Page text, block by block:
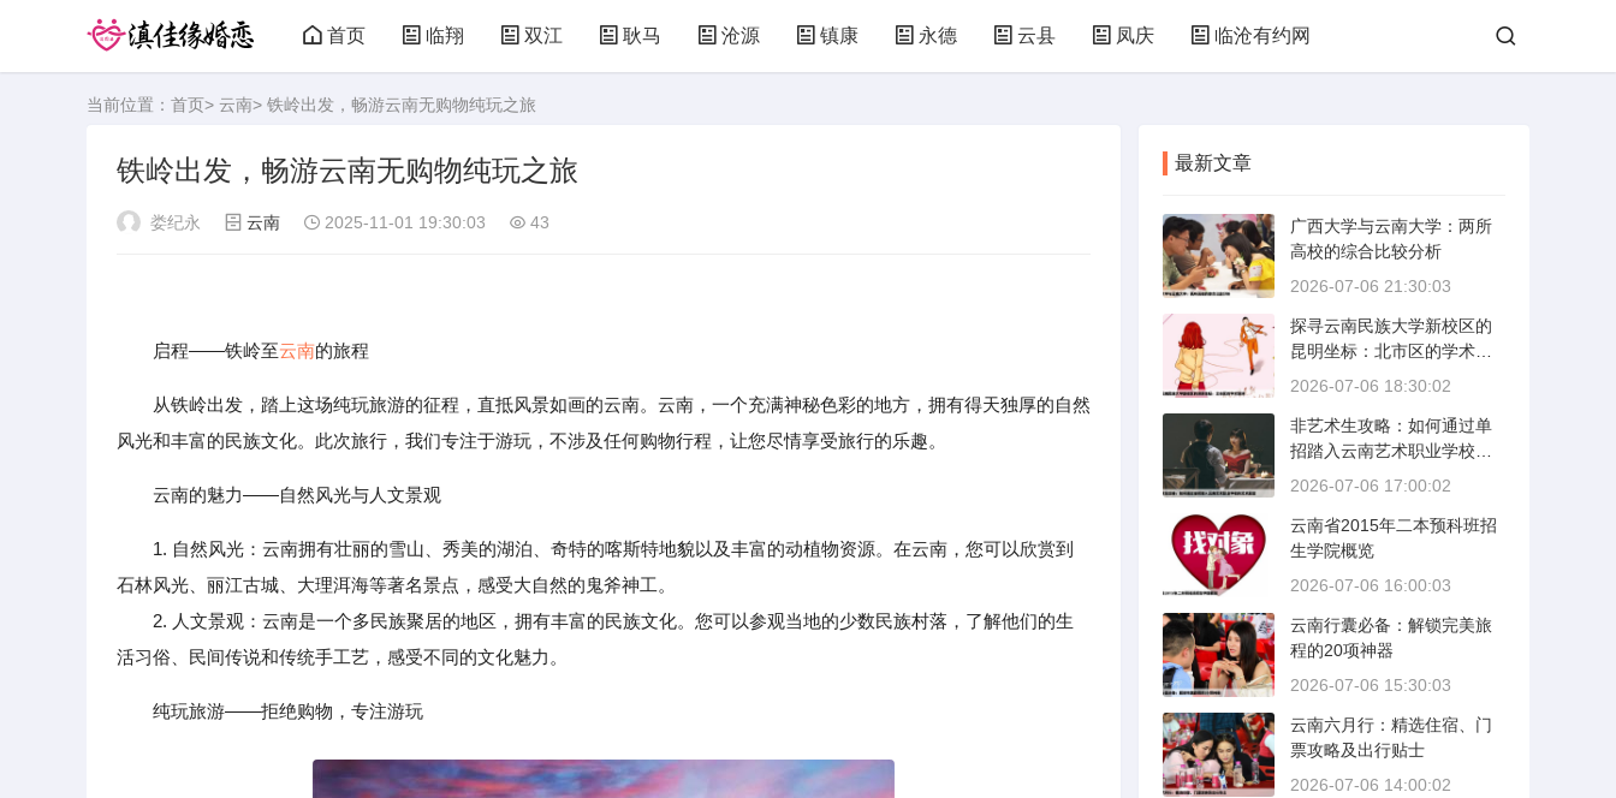
首页 临翔 双江 耿马 沧源 镇康 永德 云县 凤庆 临沧有约网
当前位置： 首页> 云南> 铁岭出发，畅游云南无购物纯玩之旅
铁岭出发，畅游云南无购物纯玩之旅
娄纪永 云南 2025-11-01 19:30:03 43
启程——铁岭至云南的旅程
从铁岭出发，踏上这场纯玩旅游的征程，直抵风景如画的云南。云南，一个充满神秘色彩的地方，拥有得天独厚的自然
风光和丰富的民族文化。此次旅行，我们专注于游玩，不涉及任何购物行程，让您尽情享受旅行的乐趣。
云南的魅力——自然风光与人文景观
1. 自然风光：云南拥有壮丽的雪山、秀美的湖泊、奇特的喀斯特地貌以及丰富的动植物资源。在云南，您可以欣赏到
石林风光、丽江古城、大理洱海等著名景点，感受大自然的鬼斧神工。
2. 人文景观：云南是一个多民族聚居的地区，拥有丰富的民族文化。您可以参观当地的少数民族村落，了解他们的生
活习俗、民间传说和传统手工艺，感受不同的文化魅力。
纯玩旅游——拒绝购物，专注游玩
最新文章
广西大学与云南大学：两所
高校的综合比较分析
2026-07-06 21:30:03
探寻云南民族大学新校区的
昆明坐标：北市区的学术绿
洲
2026-07-06 18:30:02
非艺术生攻略：如何通过单
招踏入云南艺术职业学校的
艺术殿堂
2026-07-06 17:00:02
云南省2015年二本预科班招
生学院概览
2026-07-06 16:00:03
云南行囊必备：解锁完美旅
程的20项神器
2026-07-06 15:30:03
云南六月行：精选住宿、门
票攻略及出行贴士
2026-07-06 14:00:02